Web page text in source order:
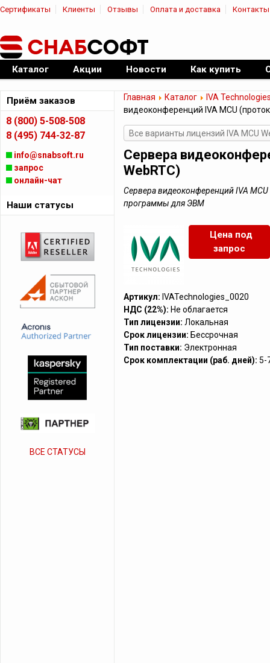
Сертификаты Клиенты Отзывы Оплата и доставка Контакты
Официальный дилер ПО
Каталог Акции Новости Как купить
Главная Каталог
IVA
видеоконференций IVA MCU
Все варианты лицензий IVA MCU
Сервера
WebRTC)
Сервера видеоконференций IVA
программы для ЭВМ
Цена под
запрос
Артикул: IVATechnologies_0020
НДС (22%): Не облагается
Тип лицензии: Локальная
Срок лицензии: Бессрочная
Тип поставки: Электронная
Срок комплектации (раб. дней): 5-
Приём заказов
8 (800) 5-508-508
8 (495) 744-32-87
info@snabsoft.ru
запрос
онлайн-чат
Наши статусы
ВСЕ СТАТУСЫ